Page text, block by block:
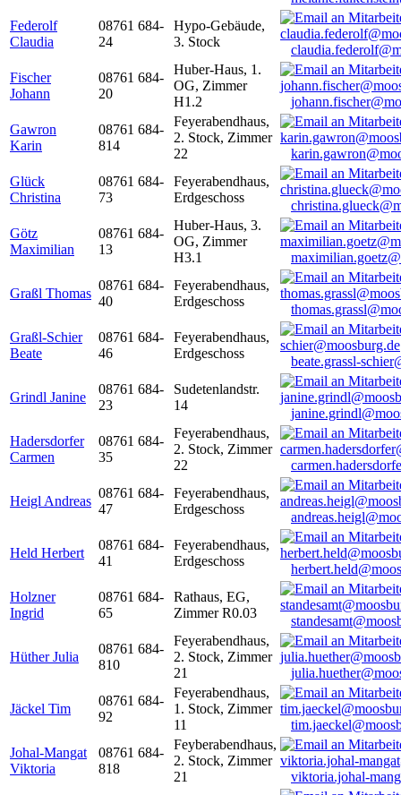
Federolf
Claudia
08761 684-
24
Hypo-Gebäude,
3. Stock
Fischer
Johann
08761 684-
20
Huber-Haus, 1.
OG, Zimmer
H1.2
Gawron
Karin
08761 684-
814
Feyerabendhaus,
2. Stock, Zimmer
22
Glück
Christina
08761 684-
73
Feyerabendhaus,
Erdgeschoss
Götz
Maximilian
08761 684-
13
Huber-Haus, 3.
OG, Zimmer
H3.1
Graßl Thomas
08761 684-
40
Feyerabendhaus,
Erdgeschoss
Graßl-Schier
Beate
08761 684-
46
Feyerabendhaus,
Erdgeschoss
beate.grassl-
Grindl Janine
08761 684-
23
Sudetenlandstr.
14
Hadersdorfer
Carmen
08761 684-
35
Feyerabendhaus,
2. Stock, Zimmer
22
Heigl Andreas
08761 684-
47
Feyerabendhaus,
Erdgeschoss
Held Herbert
08761 684-
41
Feyerabendhaus,
Erdgeschoss
Holzner
Ingrid
08761 684-
65
Rathaus, EG,
Zimmer R0.03
Hüther Julia
08761 684-
810
Feyerabendhaus,
2. Stock, Zimmer
21
Jäckel Tim
08761 684-
92
Feyerabendhaus,
1. Stock, Zimmer
11
Johal-Mangat
Viktoria
08761 684-
818
Feyberabendhaus,
2. Stock, Zimmer
21
viktoria.johal-